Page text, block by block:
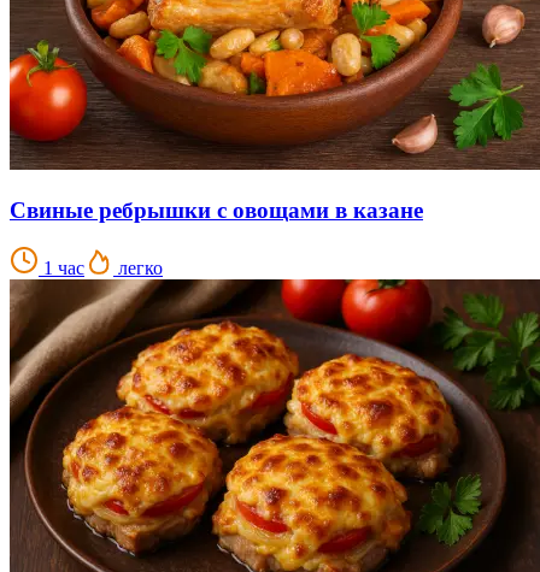
Свиные ребрышки с овощами в казане
1 час легко